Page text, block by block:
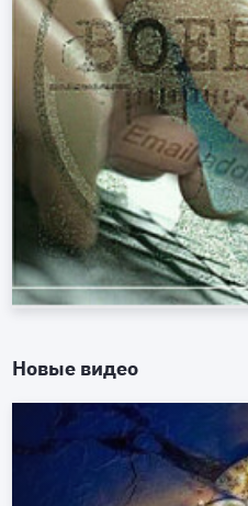
Новые видео